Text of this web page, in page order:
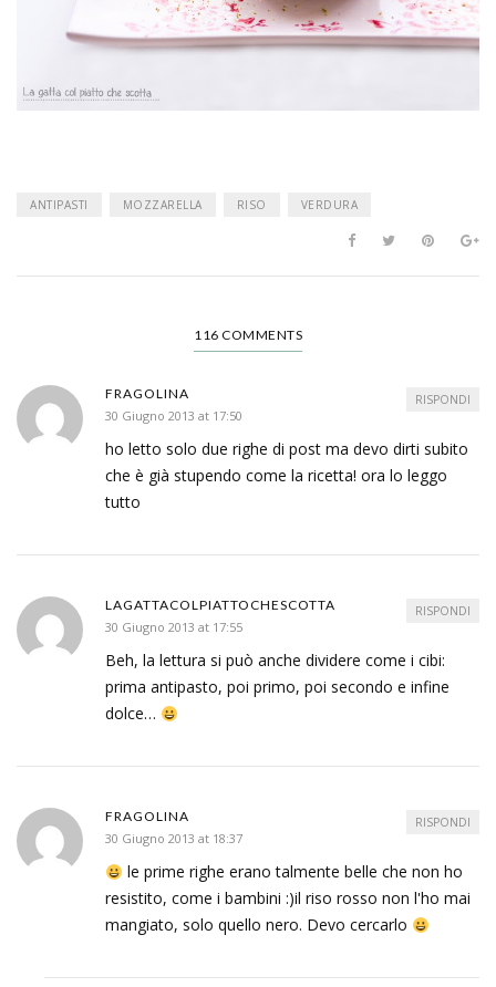
ANTIPASTI MOZZARELLA RISO VERDURA
116 COMMENTS
FRAGOLINA
30 Giugno 2013 at 17:50
ho letto solo due righe di post ma devo dirti subito
che è già stupendo come la ricetta! ora lo leggo
tutto
RISPONDI
LAGATTACOLPIATTOCHESCOTTA
30 Giugno 2013 at 17:55
Beh, la lettura si può anche dividere come i cibi:
prima antipasto, poi primo, poi secondo e infine
dolce…
RISPONDI
FRAGOLINA
30 Giugno 2013 at 18:37
le prime righe erano talmente belle che non ho
resistito, come i bambini :)il riso rosso non l'ho mai
mangiato, solo quello nero. Devo cercarlo
RISPONDI